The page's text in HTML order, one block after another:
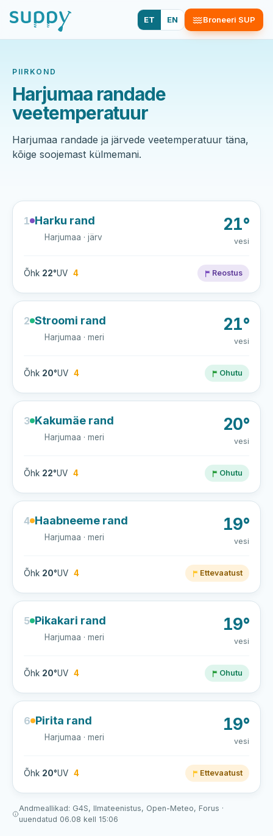
ET EN Broneeri SUP
PIIRKOND
Harjumaa randade
veetemperatuur
Harjumaa randade ja järvede veetemperatuur täna,
kõige soojemast külmemani.
1 Harku rand
Harjumaa · järv
21°
vesi
Õhk 22°UV 4 Reostus
2 Stroomi rand
Harjumaa · meri
21°
vesi
Õhk 20°UV 4 Ohutu
3 Kakumäe rand
Harjumaa · meri
20°
vesi
Õhk 22°UV 4 Ohutu
4 Haabneeme rand
Harjumaa · meri
19°
vesi
Õhk 20°UV 4 Ettevaatust
5 Pikakari rand
Harjumaa · meri
19°
vesi
Õhk 20°UV 4 Ohutu
6 Pirita rand
Harjumaa · meri
19°
vesi
Õhk 20°UV 4 Ettevaatust
Andmeallikad: G4S, Ilmateenistus, Open-Meteo, Forus ·
uuendatud 06.08 kell 15:06